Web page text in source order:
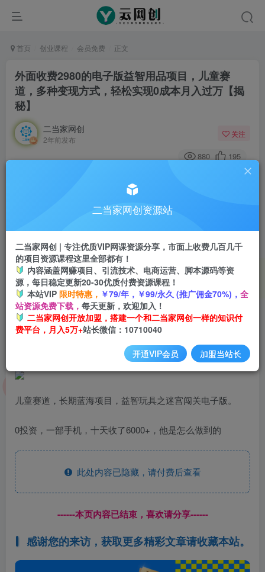
首页 创业课程 会员免费 正文
外面收费2980的电子版益智用品项目，儿童赛
道，多种变现方式，轻松实现0成本月入过万【揭
秘】
二当家网创
2年前发布
关注
880 195
此内容为付费阅读，请付费后查看
￥9.9￥99
会员免费
登录购买
外面收费2980的电子版益智用品项目，儿童赛道，多种变现
方式，轻松实现0成本月入过万【揭秘】
儿童赛道，长期蓝海项目，益智玩具之迷宫闯关电子版。
0投资，一部手机，十天收了6000+，他是怎么做到的
此处内容已隐藏，请付费后查看
------本页内容已结束，喜欢请分享------
感谢您的来访，获取更多精彩文章请收藏本站。
二当家网创资源站
二当家网创 | 专注优质VIP网课资源分享，市面上收费几百几千
的项目资源课程这里全部都有！
内容涵盖网赚项目、引流技术、电商运营、脚本源码等资
源，每日稳定更新20-30优质付费资源课程！
本站VIP 限时特惠， ￥79/年，￥99/永久 (推广佣金70%)， 全
站资源免费下载， 每天更新，欢迎加入！
二当家网创开放加盟，搭建一个和二当家网创一样的知识付
费平台，月入5万+站长微信：10710040
开通VIP会员 加盟当站长